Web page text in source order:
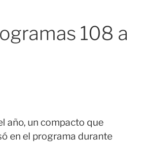
108 a
año, un compacto que
en el programa durante